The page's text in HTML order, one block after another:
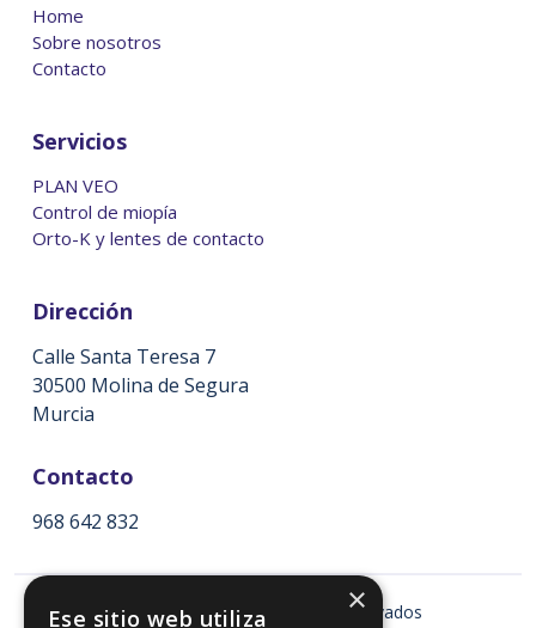
Home
Sobre nosotros
Contacto
Servicios
PLAN VEO
Control de miopía
Orto-K y lentes de contacto
Dirección
Calle Santa Teresa 7
30500 Molina de Segura
Murcia
Contacto
968 642 832
2026© Todos los derechos reservados
×
Ese sitio web utiliza